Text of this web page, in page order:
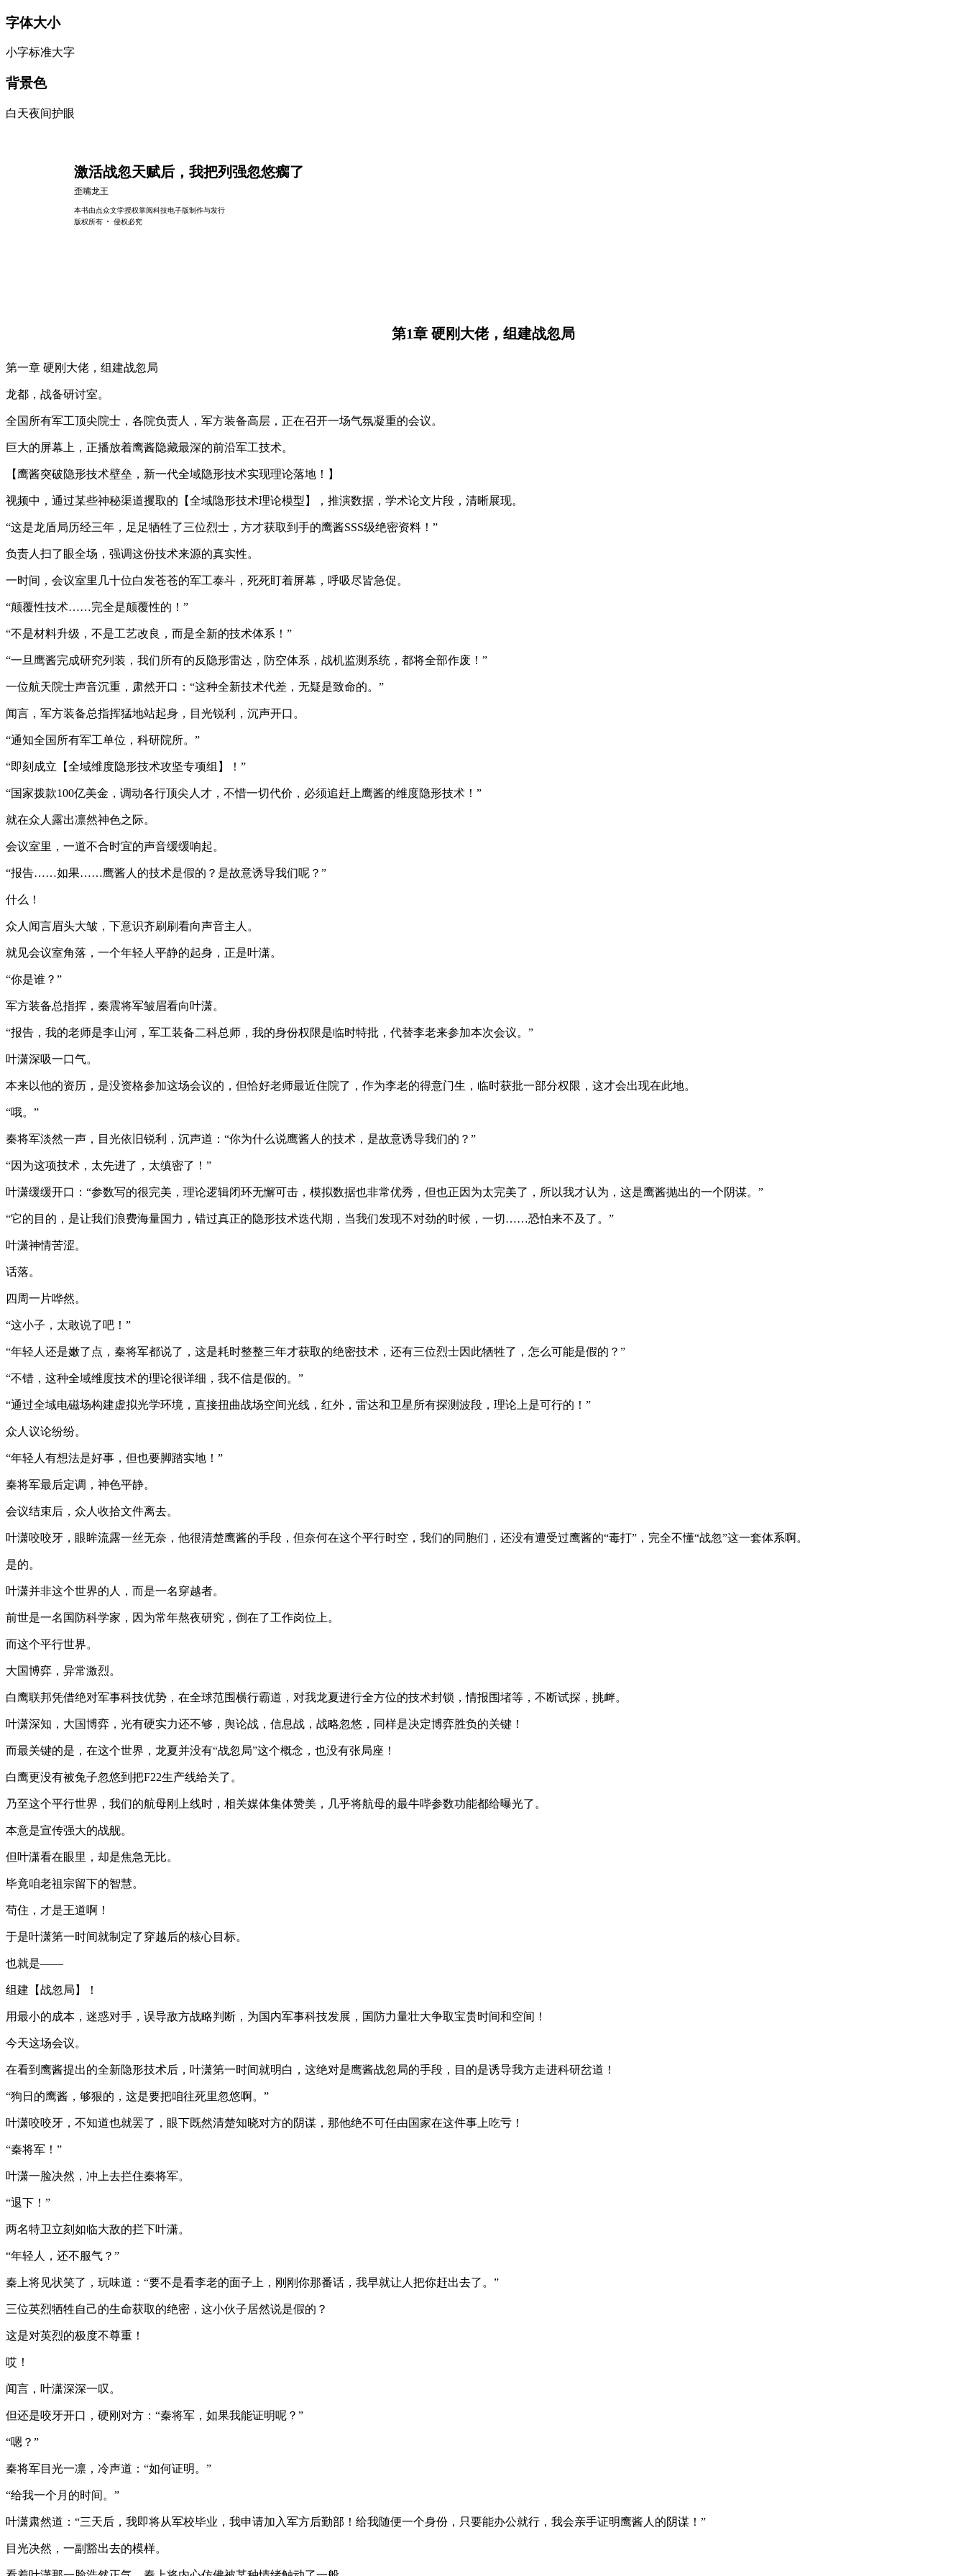
字体大小
小字标准大字
背景色
白天夜间护眼
激活战忽天赋后，我把列强忽悠瘸了
歪嘴龙王
本书由点众文学授权掌阅科技电子版制作与发行
版权所有 · 侵权必究
第1章 硬刚大佬，组建战忽局
第一章 硬刚大佬，组建战忽局
龙都，战备研讨室。
全国所有军工顶尖院士，各院负责人，军方装备高层，正在召开一场气氛凝重的会议。
巨大的屏幕上，正播放着鹰酱隐藏最深的前沿军工技术。
【鹰酱突破隐形技术壁垒，新一代全域隐形技术实现理论落地！】
视频中，通过某些神秘渠道攫取的【全域隐形技术理论模型】，推演数据，学术论文片段，清晰展现。
“这是龙盾局历经三年，足足牺牲了三位烈士，方才获取到手的鹰酱SSS级绝密资料！”
负责人扫了眼全场，强调这份技术来源的真实性。
一时间，会议室里几十位白发苍苍的军工泰斗，死死盯着屏幕，呼吸尽皆急促。
“颠覆性技术……完全是颠覆性的！”
“不是材料升级，不是工艺改良，而是全新的技术体系！”
“一旦鹰酱完成研究列装，我们所有的反隐形雷达，防空体系，战机监测系统，都将全部作废！”
一位航天院士声音沉重，肃然开口：“这种全新技术代差，无疑是致命的。”
闻言，军方装备总指挥猛地站起身，目光锐利，沉声开口。
“通知全国所有军工单位，科研院所。”
“即刻成立【全域维度隐形技术攻坚专项组】！”
“国家拨款100亿美金，调动各行顶尖人才，不惜一切代价，必须追赶上鹰酱的维度隐形技术！”
就在众人露出凛然神色之际。
会议室里，一道不合时宜的声音缓缓响起。
“报告……如果……鹰酱人的技术是假的？是故意诱导我们呢？”
什么！
众人闻言眉头大皱，下意识齐刷刷看向声音主人。
就见会议室角落，一个年轻人平静的起身，正是叶潇。
“你是谁？”
军方装备总指挥，秦震将军皱眉看向叶潇。
“报告，我的老师是李山河，军工装备二科总师，我的身份权限是临时特批，代替李老来参加本次会议。”
叶潇深吸一口气。
本来以他的资历，是没资格参加这场会议的，但恰好老师最近住院了，作为李老的得意门生，临时获批一部分权限，这才会出现在此地。
“哦。”
秦将军淡然一声，目光依旧锐利，沉声道：“你为什么说鹰酱人的技术，是故意诱导我们的？”
“因为这项技术，太先进了，太缜密了！”
叶潇缓缓开口：“参数写的很完美，理论逻辑闭环无懈可击，模拟数据也非常优秀，但也正因为太完美了，所以我才认为，这是鹰酱抛出的一个阴谋。”
“它的目的，是让我们浪费海量国力，错过真正的隐形技术迭代期，当我们发现不对劲的时候，一切……恐怕来不及了。”
叶潇神情苦涩。
话落。
四周一片哗然。
“这小子，太敢说了吧！”
“年轻人还是嫩了点，秦将军都说了，这是耗时整整三年才获取的绝密技术，还有三位烈士因此牺牲了，怎么可能是假的？”
“不错，这种全域维度技术的理论很详细，我不信是假的。”
“通过全域电磁场构建虚拟光学环境，直接扭曲战场空间光线，红外，雷达和卫星所有探测波段，理论上是可行的！”
众人议论纷纷。
“年轻人有想法是好事，但也要脚踏实地！”
秦将军最后定调，神色平静。
会议结束后，众人收拾文件离去。
叶潇咬咬牙，眼眸流露一丝无奈，他很清楚鹰酱的手段，但奈何在这个平行时空，我们的同胞们，还没有遭受过鹰酱的“毒打”，完全不懂“战忽”这一套体系啊。
是的。
叶潇并非这个世界的人，而是一名穿越者。
前世是一名国防科学家，因为常年熬夜研究，倒在了工作岗位上。
而这个平行世界。
大国博弈，异常激烈。
白鹰联邦凭借绝对军事科技优势，在全球范围横行霸道，对我龙夏进行全方位的技术封锁，情报围堵等，不断试探，挑衅。
叶潇深知，大国博弈，光有硬实力还不够，舆论战，信息战，战略忽悠，同样是决定博弈胜负的关键！
而最关键的是，在这个世界，龙夏并没有“战忽局”这个概念，也没有张局座！
白鹰更没有被兔子忽悠到把F22生产线给关了。
乃至这个平行世界，我们的航母刚上线时，相关媒体集体赞美，几乎将航母的最牛哔参数功能都给曝光了。
本意是宣传强大的战舰。
但叶潇看在眼里，却是焦急无比。
毕竟咱老祖宗留下的智慧。
苟住，才是王道啊！
于是叶潇第一时间就制定了穿越后的核心目标。
也就是——
组建【战忽局】！
用最小的成本，迷惑对手，误导敌方战略判断，为国内军事科技发展，国防力量壮大争取宝贵时间和空间！
今天这场会议。
在看到鹰酱提出的全新隐形技术后，叶潇第一时间就明白，这绝对是鹰酱战忽局的手段，目的是诱导我方走进科研岔道！
“狗日的鹰酱，够狠的，这是要把咱往死里忽悠啊。”
叶潇咬咬牙，不知道也就罢了，眼下既然清楚知晓对方的阴谋，那他绝不可任由国家在这件事上吃亏！
“秦将军！”
叶潇一脸决然，冲上去拦住秦将军。
“退下！”
两名特卫立刻如临大敌的拦下叶潇。
“年轻人，还不服气？”
秦上将见状笑了，玩味道：“要不是看李老的面子上，刚刚你那番话，我早就让人把你赶出去了。”
三位英烈牺牲自己的生命获取的绝密，这小伙子居然说是假的？
这是对英烈的极度不尊重！
哎！
闻言，叶潇深深一叹。
但还是咬牙开口，硬刚对方：“秦将军，如果我能证明呢？”
“嗯？”
秦将军目光一凛，冷声道：“如何证明。”
“给我一个月的时间。”
叶潇肃然道：“三天后，我即将从军校毕业，我申请加入军方后勤部！给我随便一个身份，只要能办公就行，我会亲手证明鹰酱人的阴谋！”
目光决然，一副豁出去的模样。